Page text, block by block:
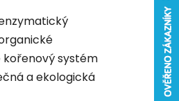
kořenový systém
a ekologická